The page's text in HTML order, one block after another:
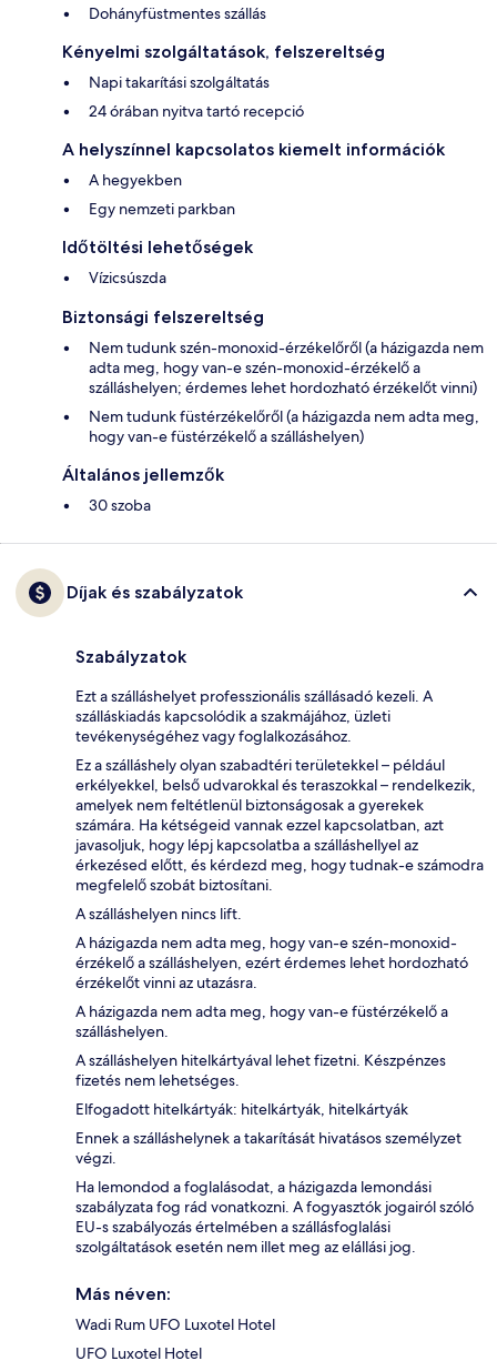
Dohányfüstmentes szállás
Kényelmi szolgáltatások, felszereltség
Napi takarítási szolgáltatás
24 órában nyitva tartó recepció
A helyszínnel kapcsolatos kiemelt információk
A hegyekben
Egy nemzeti parkban
Időtöltési lehetőségek
Vízicsúszda
Biztonsági felszereltség
Nem tudunk szén-monoxid-érzékelőről (a házigazda nem
adta meg, hogy van-e szén-monoxid-érzékelő a
szálláshelyen; érdemes lehet hordozható érzékelőt vinni)
Nem tudunk füstérzékelőről (a házigazda nem adta meg,
hogy van-e füstérzékelő a szálláshelyen)
Általános jellemzők
30 szoba
Díjak és szabályzatok
Szabályzatok
Ezt a szálláshelyet professzionális szállásadó kezeli. A
szálláskiadás kapcsolódik a szakmájához, üzleti
tevékenységéhez vagy foglalkozásához.
Ez a szálláshely olyan szabadtéri területekkel – például
erkélyekkel, belső udvarokkal és teraszokkal – rendelkezik,
amelyek nem feltétlenül biztonságosak a gyerekek
számára. Ha kétségeid vannak ezzel kapcsolatban, azt
javasoljuk, hogy lépj kapcsolatba a szálláshellyel az
érkezésed előtt, és kérdezd meg, hogy tudnak-e számodra
megfelelő szobát biztosítani.
A szálláshelyen nincs lift.
A házigazda nem adta meg, hogy van-e szén-monoxid-
érzékelő a szálláshelyen, ezért érdemes lehet hordozható
érzékelőt vinni az utazásra.
A házigazda nem adta meg, hogy van-e füstérzékelő a
szálláshelyen.
A szálláshelyen hitelkártyával lehet fizetni. Készpénzes
fizetés nem lehetséges.
Elfogadott hitelkártyák: hitelkártyák, hitelkártyák
Ennek a szálláshelynek a takarítását hivatásos személyzet
végzi.
Ha lemondod a foglalásodat, a házigazda lemondási
szabályzata fog rád vonatkozni. A fogyasztók jogairól szóló
EU-s szabályozás értelmében a szállásfoglalási
szolgáltatások esetén nem illet meg az elállási jog.
Más néven:
Wadi Rum UFO Luxotel Hotel
UFO Luxotel Hotel